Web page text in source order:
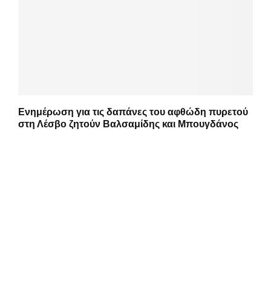
Ενημέρωση για τις δαπάνες του αφθώδη πυρετού
στη Λέσβο ζητούν Βαλσαμίδης και Μπουγδάνος